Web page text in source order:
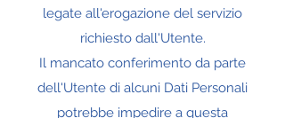
legate all'erogazione del servizio
richiesto dall'Utente.
Il mancato conferimento da parte
dell'Utente di alcuni Dati Personali
potrebbe impedire a questa